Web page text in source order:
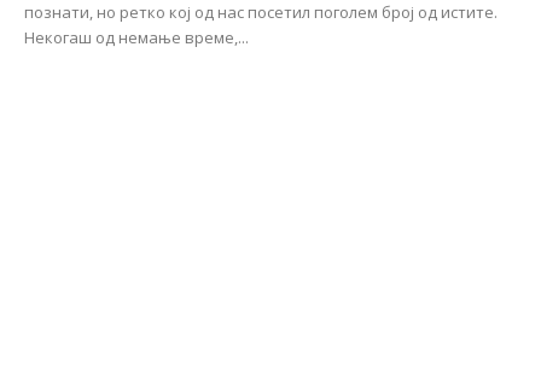
познати, но ретко кој од нас посетил поголем број од истите.
Некогаш од немање време,...